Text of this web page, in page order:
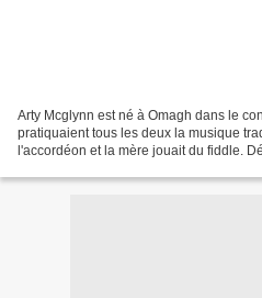
Arty Mcglynn est né à Omagh dans le
pratiquaient tous les deux la musique
l'accordéon et la mère jouait du fiddle.